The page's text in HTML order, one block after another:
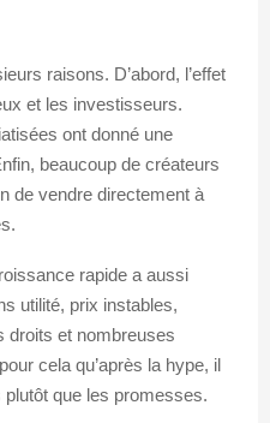
raisons. D’abord, l’effet
et les investisseurs.
ont donné une
beaucoup de créateurs
de vendre directement à
rapide a aussi
utilité, prix instables,
droits et nombreuses
cela qu’après la hype, il
que les promesses.